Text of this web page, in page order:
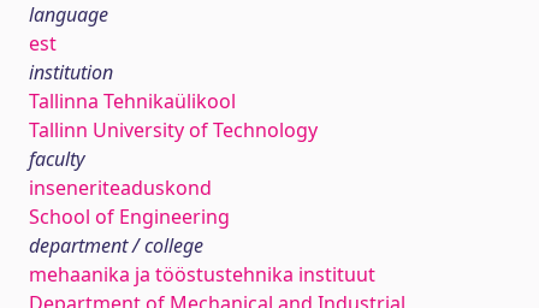
language
est
institution
Tallinna Tehnikaülikool
Tallinn University of Technology
faculty
inseneriteaduskond
School of Engineering
department / college
mehaanika ja tööstustehnika instituut